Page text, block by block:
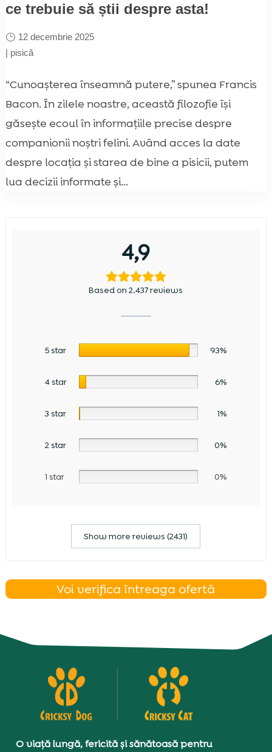
ce trebuie să știi despre asta!
12 decembrie 2025
| pisică
“Cunoașterea înseamnă putere,” spunea Francis
Bacon. În zilele noastre, această filozofie își
găsește ecoul în informațiile precise despre
companionii noștri felini. Având acces la date
despre locația și starea de bine a pisicii, putem
lua decizii informate și...
4,9
Based on 2.437 reviews
5 star 93%
4 star 6%
3 star 1%
2 star 0%
1 star 0%
Show more reviews (2431)
Voi verifica întreaga ofertă
O viață lungă, fericită și sănătoasă pentru